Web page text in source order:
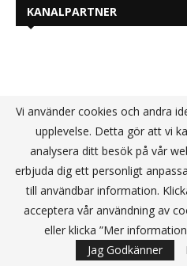
KANALPARTNER
Vi använder cookies och andra
upplevelse. Detta gör att vi
analysera ditt besök på vår
erbjuda dig ett personligt
till användbar information.
acceptera vår användning av
eller klicka ”Mer
Jag Godkänner